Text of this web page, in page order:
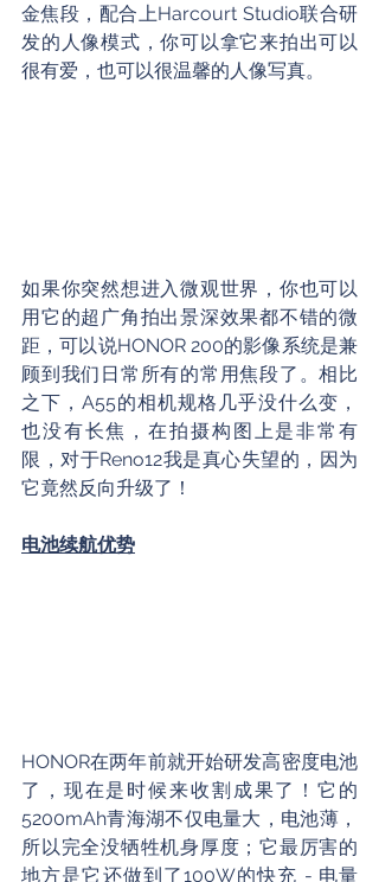
金焦段，配合上Harcourt Studio联合研
发的人像模式，你可以拿它来拍出可以
很有爱，也可以很温馨的人像写真。
如果你突然想进入微观世界，你也可以
用它的超广角拍出景深效果都不错的微
距，可以说HONOR 200的影像系统是兼
顾到我们日常所有的常用焦段了。相比
之下，A55的相机规格几乎没什么变，
也没有长焦，在拍摄构图上是非常有
限，对于Reno12我是真心失望的，因为
它竟然反向升级了！
电池续航优势
HONOR在两年前就开始研发高密度电池
了，现在是时候来收割成果了！它的
5200mAh青海湖不仅电量大，电池薄，
所以完全没牺牲机身厚度；它最厉害的
地方是它还做到了100W的快充 - 电量